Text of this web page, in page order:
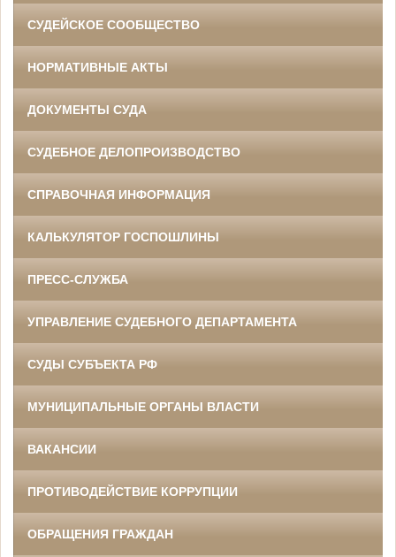
СУДЕЙСКОЕ СООБЩЕСТВО
НОРМАТИВНЫЕ АКТЫ
ДОКУМЕНТЫ СУДА
СУДЕБНОЕ ДЕЛОПРОИЗВОДСТВО
СПРАВОЧНАЯ ИНФОРМАЦИЯ
КАЛЬКУЛЯТОР ГОСПОШЛИНЫ
ПРЕСС-СЛУЖБА
УПРАВЛЕНИЕ СУДЕБНОГО ДЕПАРТАМЕНТА
СУДЫ СУБЪЕКТА РФ
МУНИЦИПАЛЬНЫЕ ОРГАНЫ ВЛАСТИ
ВАКАНСИИ
ПРОТИВОДЕЙСТВИЕ КОРРУПЦИИ
ОБРАЩЕНИЯ ГРАЖДАН